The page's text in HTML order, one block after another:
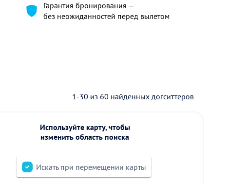
Гарантия бронирования —
без неожиданностей перед вылетом
1-30 из 60 найденных догситтеров
Используйте карту, чтобы
изменить область поиска
Искать при перемещении карты